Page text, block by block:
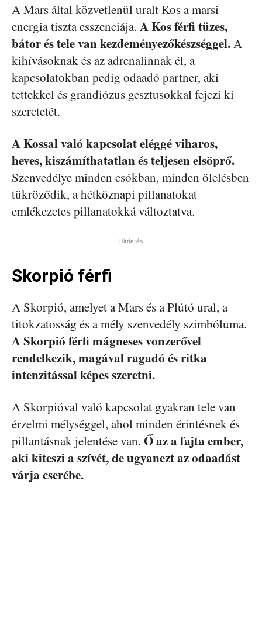
A Mars által közvetlenül uralt Kos a marsi
energia tiszta esszenciája. A Kos férfi tüzes,
bátor és tele van kezdeményezőkészséggel.A
kihívásoknak és az adrenalinnak él, a
kapcsolatokban pedig odaadó partner, aki
tettekkel és grandiózus gesztusokkal fejezi ki
szeretetét.
A Kossal való kapcsolat eléggé viharos,
heves, kiszámíthatatlan és teljesen elsöprő.
Szenvedélye minden csókban, minden ölelésben
tükröződik, a hétköznapi pillanatokat
emlékezetes pillanatokká változtatva.
Hirdetés
Skorpió férfi
A Skorpió, amelyet a Mars és a Plútó ural, a
titokzatosság és a mély szenvedély szimbóluma.
A Skorpió férfi mágneses vonzerővel
rendelkezik, magával ragadó és ritka
intenzitással képes szeretni.
A Skorpióval való kapcsolat gyakran tele van
érzelmi mélységgel, ahol minden érintésnek és
pillantásnak jelentése van. Ő az a fajta ember,
aki kiteszi a szívét, de ugyanezt az odaadást
várja cserébe.